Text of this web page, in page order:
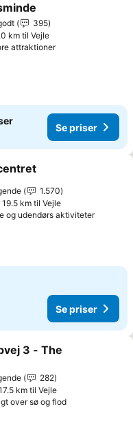
395
km til Vejle
attraktionerSe priser
Se priser
1.570
km til Vejle
og udendørs aktiviteterSe
Se priser
favoritter
3 - The
282
km til Vejle
over sø og flodSe priser